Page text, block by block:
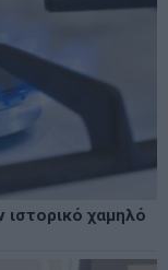
ιστορικό χαμηλό